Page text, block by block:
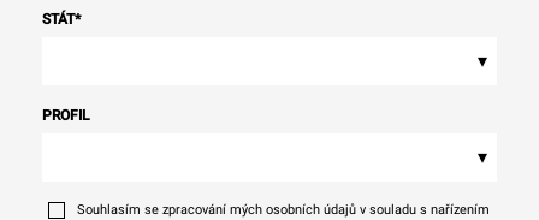
STÁT*
▾
PROFIL
▾
Souhlasím se zpracování mých osobních údajů v souladu s nařízením